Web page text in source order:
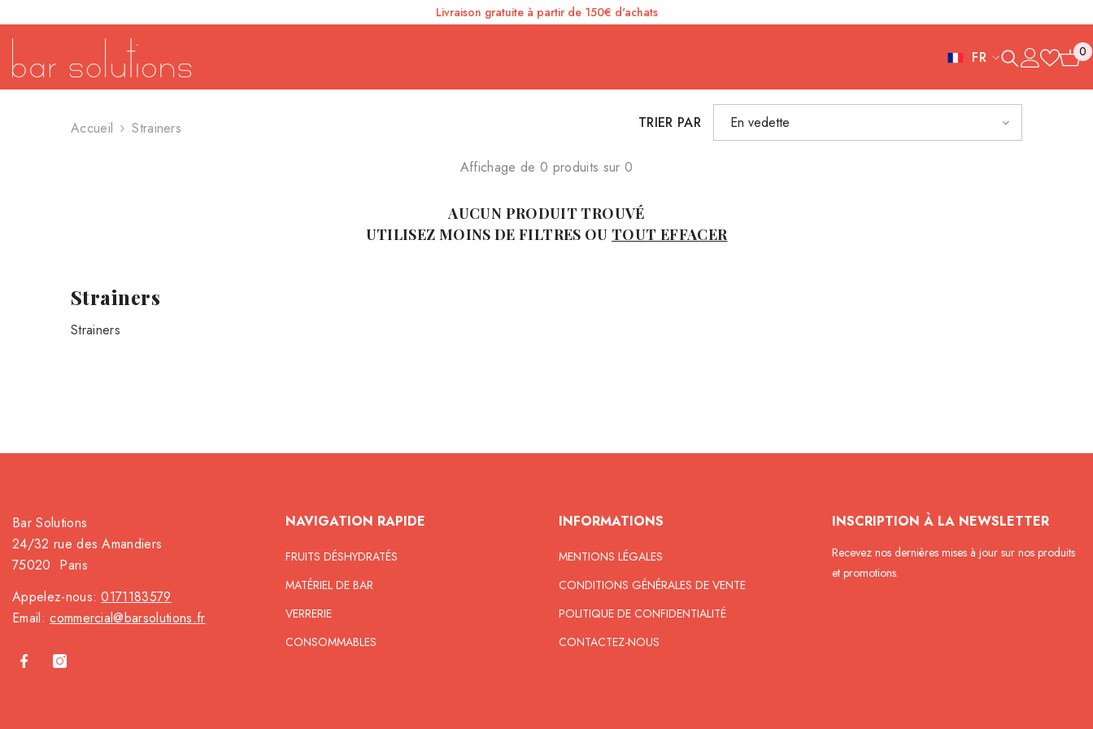
Livraison gratuite à partir de 150€ d'achats
FR
IT
0
0
Accueil Strainers TRIER PAR En vedette
Affichage de 0 produits sur 0
AUCUN PRODUIT TROUVÉ
UTILISEZ MOINS DE FILTRES OU TOUT EFFACER
Strainers
Strainers
Bar Solutions
24/32 rue des Amandiers
75020 Paris
Appelez-nous:0171183579
Email:commercial@barsolutions.fr
NAVIGATION RAPIDE
FRUITS DÉSHYDRATÉS
MATÉRIEL DE BAR
VERRERIE
CONSOMMABLES
INFORMATIONS
MENTIONS LÉGALES
CONDITIONS GÉNÉRALES DE VENTE
POLITIQUE DE CONFIDENTIALITÉ
CONTACTEZ-NOUS
INSCRIPTION À LA NEWSLETTER
Recevez nos dernières mises à jour sur nos produits
et promotions.